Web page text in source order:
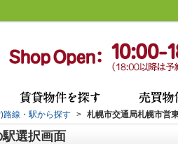
路線・駅から探す > 札幌市交通局札幌市営
選択画面